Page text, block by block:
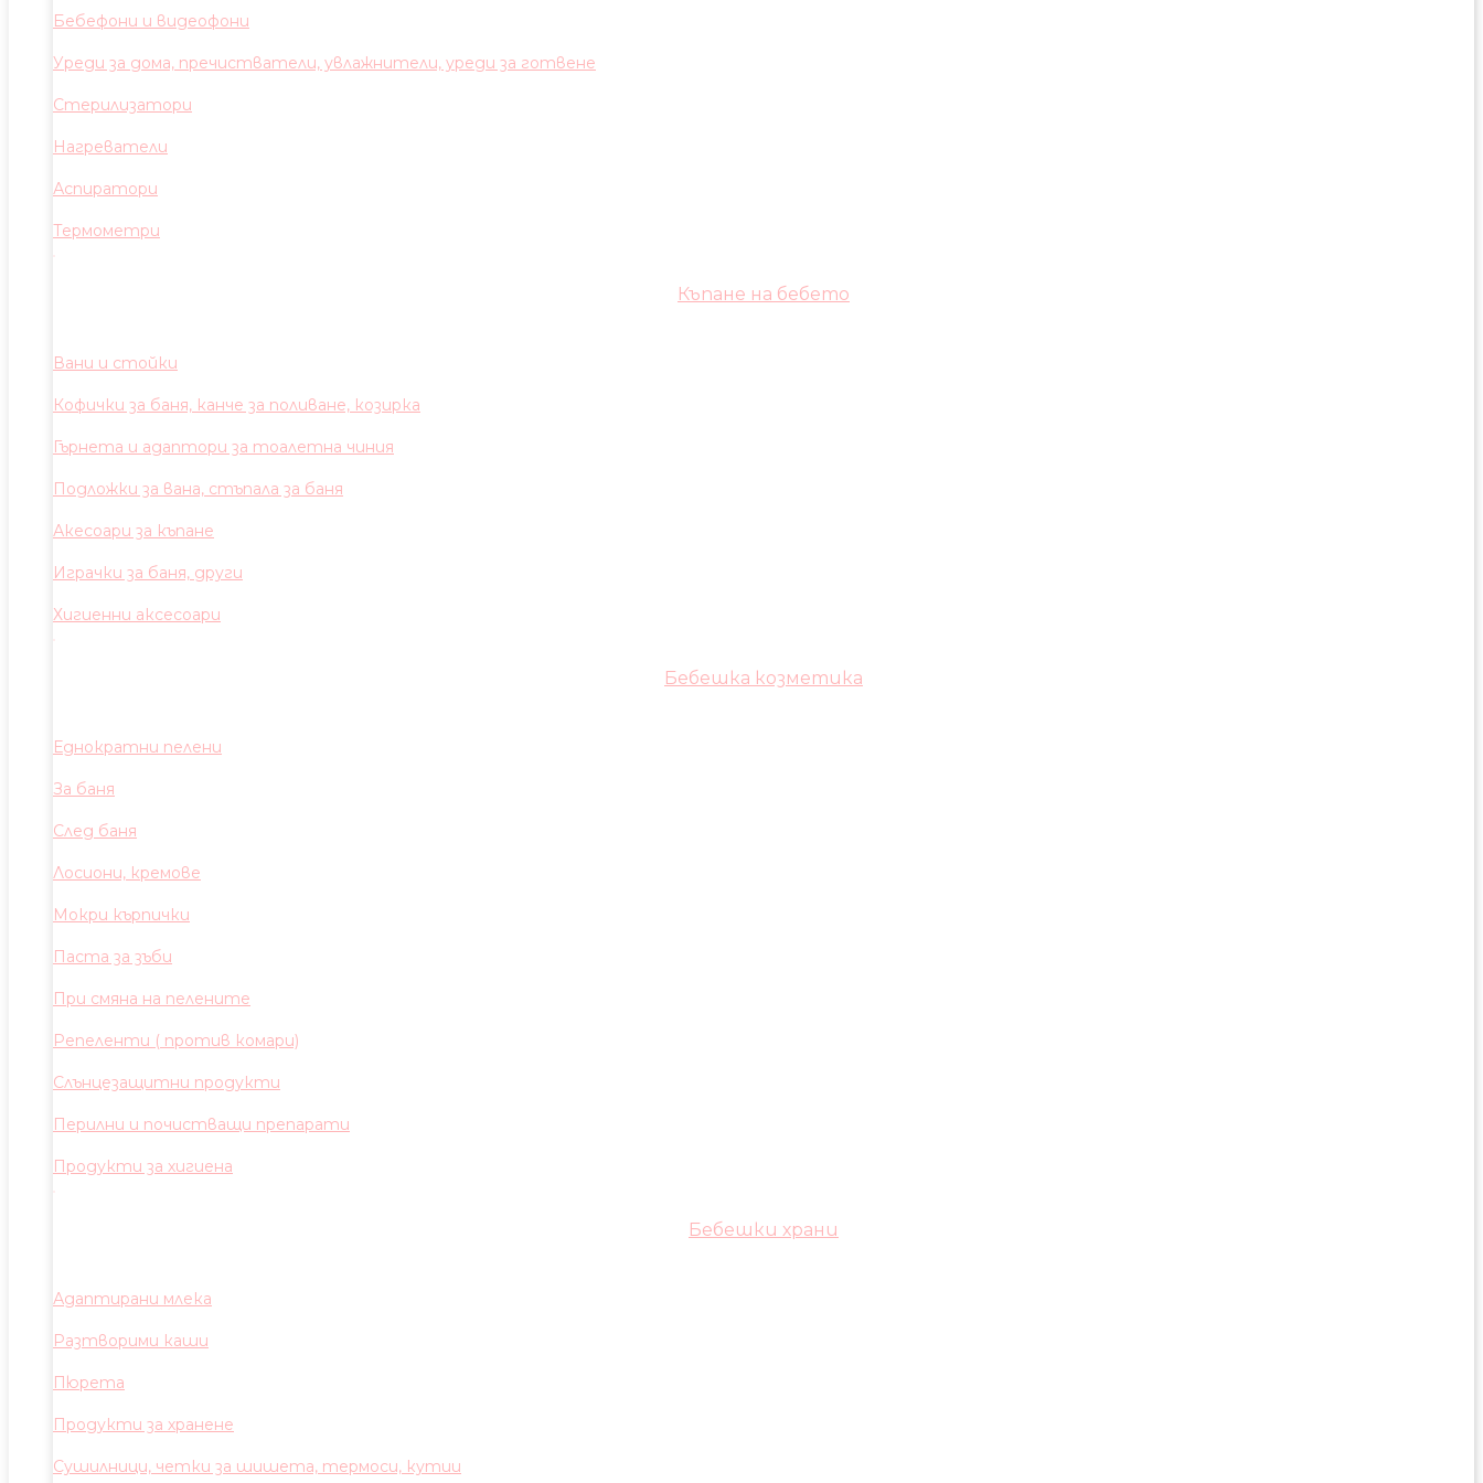
Бебефони и видеофони
Уреди за дома, пречистватели, увлажнители, уреди за готвене
Стерилизатори
Нагреватели
Аспиратори
Термометри
Къпане на бебето
Вани и стойки
Кофички за баня, канче за поливане, козирка
Гърнета и адаптори за тоалетна чиния
Подложки за вана, стъпала за баня
Акесоари за къпане
Играчки за баня, други
Хигиенни аксесоари
Бебешка козметика
Еднократни пелени
За баня
След баня
Лосиони, кремове
Мокри кърпички
Паста за зъби
При смяна на пелените
Репеленти ( против комари)
Слънцезащитни продукти
Перилни и почистващи препарати
Продукти за хигиена
Бебешки храни
Адаптирани млека
Разтворими каши
Пюрета
Продукти за хранене
Сушилници, четки за шишета, термоси, кутии